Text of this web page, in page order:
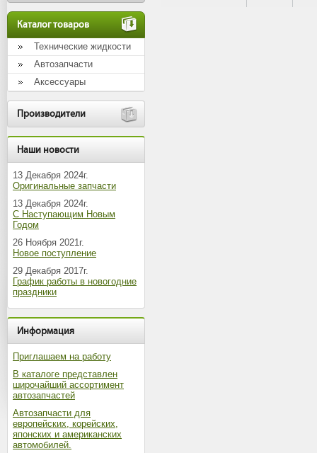
Каталог товаров
Технические жидкости
Автозапчасти
Аксессуары
Производители
Наши новости
13 Декабря 2024г.
Оригинальные запчасти
13 Декабря 2024г.
С Наступающим Новым
Годом
26 Ноября 2021г.
Новое поступление
29 Декабря 2017г.
График работы в новогодние
праздники
Информация
Приглашаем на работу
В каталоге представлен
широчайший ассортимент
автозапчастей
Автозапчасти для
европейских, корейских,
японских и американских
автомобилей.